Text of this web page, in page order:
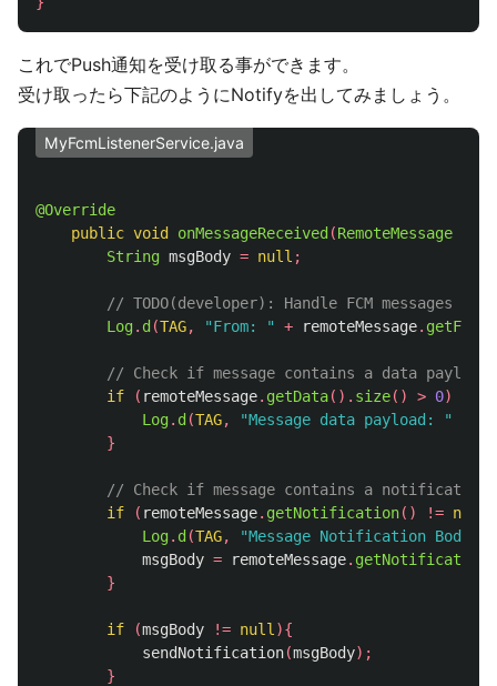
これでPush通知を受け取る事ができます。
受け取ったら下記のようにNotifyを出してみましょう。
MyFcmListenerService.java
@Override
public void onMessageReceived (RemoteMessage
String msgBody = null ;
// TODO(developer): Handle FCM messages
Log. d (TAG, "From: " + remoteMessage. getFrom
// Check if message contains a data payload.
if
( remoteMessage. getData(). size() > 0)
Log. d (TAG, "Message data payload: "
}
// Check if message contains a notification
if
( remoteMessage. getNotification() != null
Log. d (TAG,
"Message Notification Body: "
msgBody = remoteMessage. getNotification
}
if (msgBody != null ){
sendNotification(msgBody);
}